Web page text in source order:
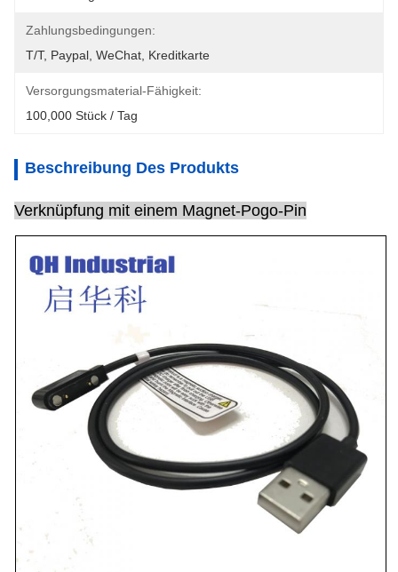
Zahlungsbedingungen:
T/T, Paypal, WeChat, Kreditkarte
Versorgungsmaterial-Fähigkeit:
100,000 Stück / Tag
Beschreibung Des Produkts
Verknüpfung mit einem Magnet-Pogo-Pin